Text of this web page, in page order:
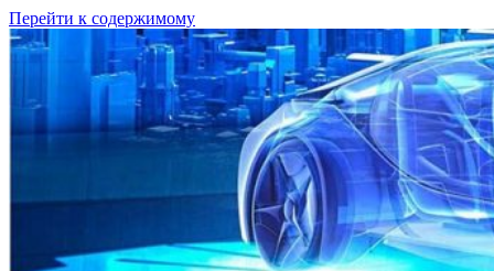
Перейти к содержимому